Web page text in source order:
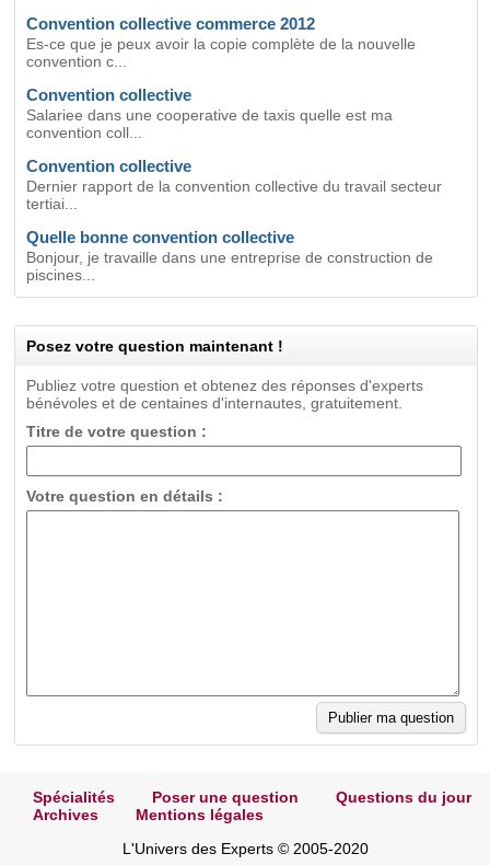
Convention collective commerce 2012
Es-ce que je peux avoir la copie complète de la nouvelle
convention c...
Convention collective
Salariee dans une cooperative de taxis quelle est ma
convention coll...
Convention collective
Dernier rapport de la convention collective du travail secteur
tertiai...
Quelle bonne convention collective
Bonjour, je travaille dans une entreprise de construction de
piscines...
Posez votre question maintenant !
Publiez votre question et obtenez des réponses d'experts
bénévoles et de centaines d'internautes, gratuitement.
Titre de votre question :
Votre question en détails :
Spécialités Poser une question
Questions du jour
Archives
Mentions légales
L'Univers des Experts © 2005-2020